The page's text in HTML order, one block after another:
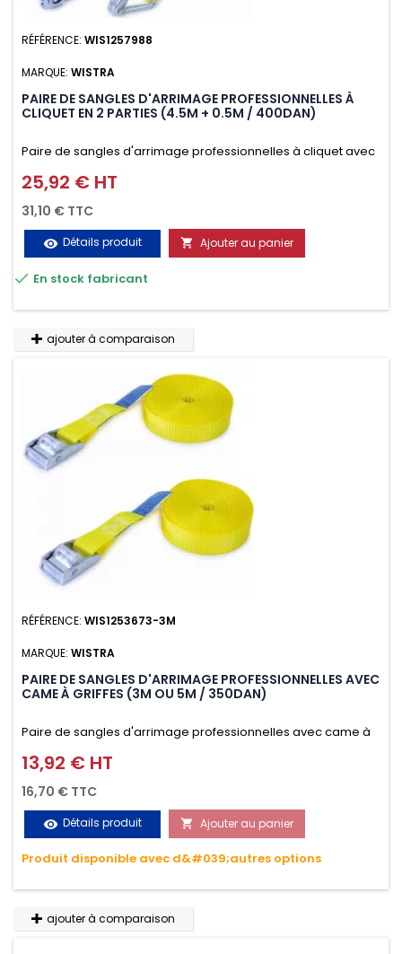
RÉFÉRENCE: WIS1257988
MARQUE: WISTRA
PAIRE DE SANGLES D'ARRIMAGE PROFESSIONNELLES À
CLIQUET EN 2 PARTIES (4.5M + 0.5M / 400DAN)
Paire de sangles d'arrimage professionnelles à cliquet avec
crochet en 2 parties (4.5M + 0.5M / 400daN), simple et rapide
d'utilisation. Permet d'arrimer et de sécuriser
vos chargements pendant le transport. Matière polyester
très résistante aux UV et aux variations de températures,
n'absorbe pas l'eau.
Prix
25,92 € HT
31,10 € TTC
visibility Détails produit  Ajouter au panier
 En stock fabricant
ajouter à comparaison
RÉFÉRENCE: WIS1253673-3M
MARQUE: WISTRA
PAIRE DE SANGLES D'ARRIMAGE PROFESSIONNELLES AVEC
CAME À GRIFFES (3M OU 5M / 350DAN)
Paire de sangles d'arrimage professionnelles avec came à
griffes (3M ou 5M / 350daN), simple et rapide d'utilisation.
Permet d'arrimer et de sécuriser vos chargements pendant
le transport. Matière polyester très résistante aux UV et aux
variations de températures, n'absorbe pas l'eau.
Prix
13,92 € HT
16,70 € TTC
visibility Détails produit  Ajouter au panier
Produit disponible avec d&#039;autres options
ajouter à comparaison